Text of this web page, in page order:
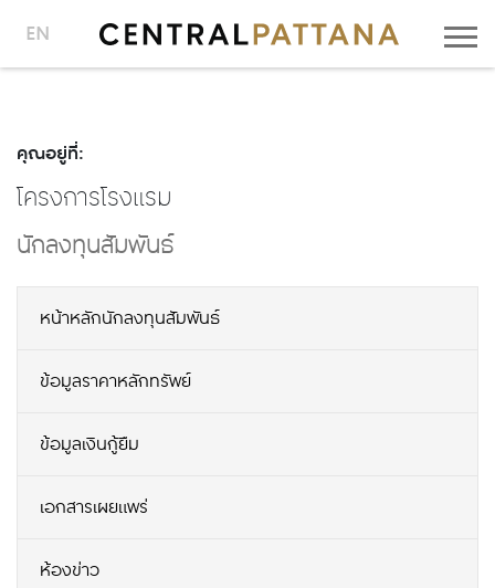
EN
คุณอยู่ที่:
โครงการโรงแรม
นักลงทุนสัมพันธ์
หน้าหลักนักลงทุนสัมพันธ์
ข้อมูลราคาหลักทรัพย์
ข้อมูลเงินกู้ยืม
เอกสารเผยแพร่
ห้องข่าว